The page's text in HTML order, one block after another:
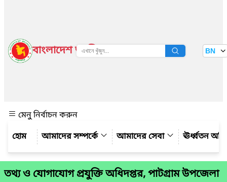
বাংলাদেশ জাতীয় তথ্য বাতায়ন BN
মেনু নির্বাচন করুন
আমাদের সম্পর্কে
আমাদের সেবা ঊর্ধ্বতন
তথ্য ও যোগাযোগ প্রযুক্তি অধিদপ্তর, পাটগ্রাম উপজেলা